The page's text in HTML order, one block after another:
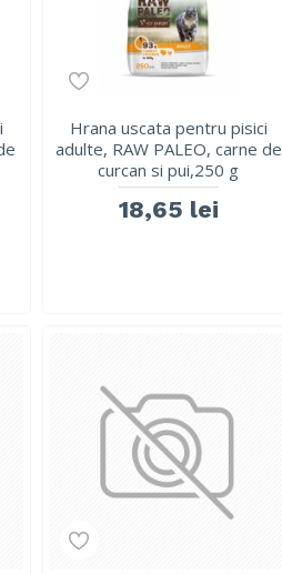
Hrana uscata pentru pisici
adulte, RAW PALEO, carne de
curcan si pui,250 g
18,65 lei